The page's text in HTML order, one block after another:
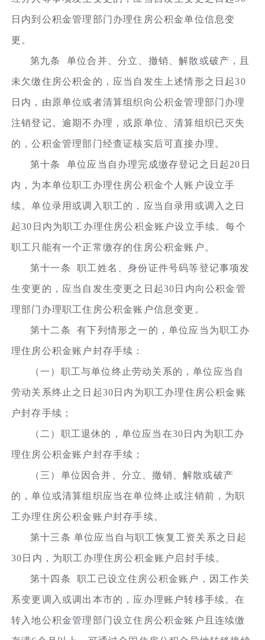
日内到公积金管理部门办理住房公积金单位信息变
更。
第九条 单位合并、分立、撤销、解散或破产，且
未欠缴住房公积金的，应当自发生上述情形之日起30
日内，由原单位或者清算组织向公积金管理部门办理
注销登记。逾期不办理，或原单位、清算组织已灭失
的，公积金管理部门经查证核实后可直接办理。
第十条 单位应当自办理完成缴存登记之日起20日
内，为本单位职工办理住房公积金个人账户设立手
续。单位录用或调入职工的，应当自录用或调入之日
起30日内为职工办理住房公积金账户设立手续。每个
职工只能有一个正常缴存的住房公积金账户。
第十一条 职工姓名、身份证件号码等登记事项发
生变更的，应当自发生变更之日起30日内向公积金管
理部门办理职工住房公积金账户信息变更。
第十二条 有下列情形之一的，单位应当为职工办
理住房公积金账户封存手续：
（一）职工与单位终止劳动关系的，单位应当自
劳动关系终止之日起30日内为职工办理住房公积金账
户封存手续；
（二）职工退休的，单位应当在30日内为职工办
理住房公积金账户封存手续；
（三）单位因合并、分立、撤销、解散或破产
的，单位或清算组织应当在单位终止或注销前，为职
工办理住房公积金账户封存手续。
第十三条 单位应当自与职工恢复工资关系之日起
30日内，为职工办理住房公积金账户启封手续。
第十四条 职工已设立住房公积金账户，因工作关
系变更调入或调出本市的，应办理账户转移手续。在
转入地公积金管理部门设立住房公积金账户且连续缴